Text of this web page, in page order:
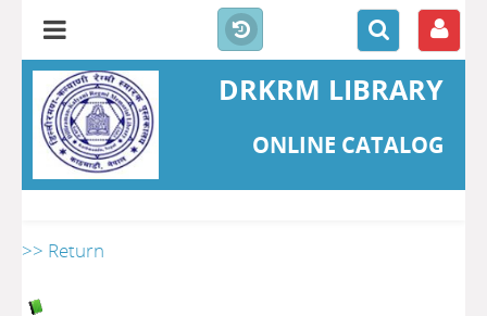
DRKRM LIBRARY
ONLINE CATALOG
>> Return